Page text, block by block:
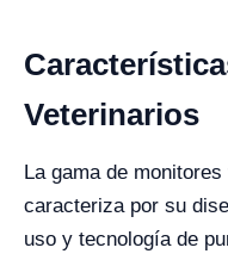
Veterinarios
La gama de
caracteriza por su
uso y tecnología de